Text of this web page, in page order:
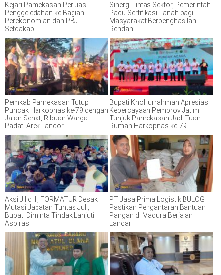
Kejari Pamekasan Perluas
Penggeledahan ke Bagian
Perekonomian dan PBJ
Setdakab
Sinergi Lintas Sektor, Pemerintah
Pacu Sertifikasi Tanah bagi
Masyarakat Berpenghasilan
Rendah
Pemkab Pamekasan Tutup
Puncak Harkopnas ke-79 dengan
Jalan Sehat, Ribuan Warga
Padati Arek Lancor
Bupati Kholilurrahman Apresiasi
Kepercayaan Pemprov Jatim
Tunjuk Pamekasan Jadi Tuan
Rumah Harkopnas ke-79
Aksi Jilid III, FORMATUR Desak
Mutasi Jabatan Tuntas Juli;
Bupati Diminta Tindak Lanjuti
Aspirasi
PT Jasa Prima Logistik BULOG
Pastikan Pengantaran Bantuan
Pangan di Madura Berjalan
Lancar